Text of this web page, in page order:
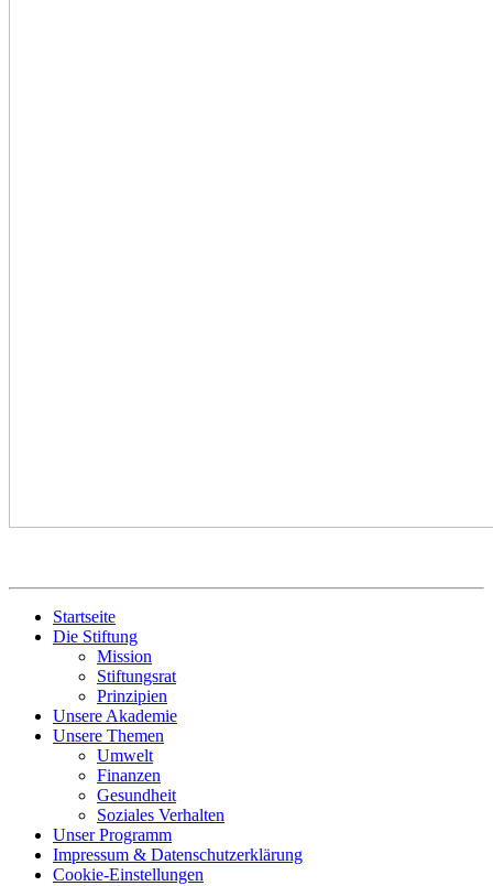
Startseite
Die Stiftung
Mission
Stiftungsrat
Prinzipien
Unsere Akademie
Unsere Themen
Umwelt
Finanzen
Gesundheit
Soziales Verhalten
Unser Programm
Impressum & Datenschutzerklärung
Cookie-Einstellungen